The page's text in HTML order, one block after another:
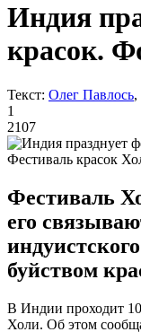
Индия
красок.
Текст: Олег Павлось,
1
2107
Фестиваль красок
Фестиваль
его
буйством
В Индии проходит
Холи. Об этом